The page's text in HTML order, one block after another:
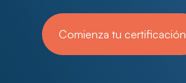
Comienza tu certificación